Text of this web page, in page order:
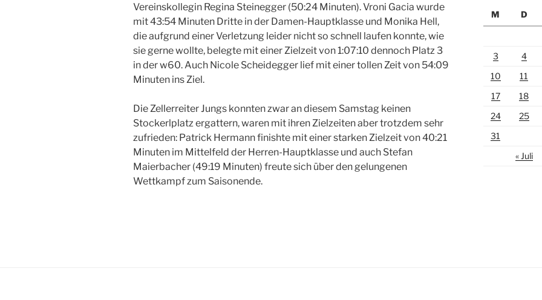
Vereinskollegin Regina Steinegger (50:24 Minuten). Vroni Gacia wurde
mit 43:54 Minuten Dritte in der Damen-Hauptklasse und Monika Hell,
die aufgrund einer Verletzung leider nicht so schnell laufen konnte, wie
sie gerne wollte, belegte mit einer Zielzeit von 1:07:10 dennoch Platz 3
in der w60. Auch Nicole Scheidegger lief mit einer tollen Zeit von 54:09
Minuten ins Ziel.
Die Zellerreiter Jungs konnten zwar an diesem Samstag keinen
Stockerlplatz ergattern, waren mit ihren Zielzeiten aber trotzdem sehr
zufrieden: Patrick Hermann finishte mit einer starken Zielzeit von 40:21
Minuten im Mittelfeld der Herren-Hauptklasse und auch Stefan
Maierbacher (49:19 Minuten) freute sich über den gelungenen
Wettkampf zum Saisonende.
M
D
3
4
10
11
17
18
24
25
31
« Juli